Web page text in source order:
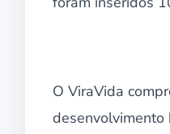
O ViraVida
desenvolvimento